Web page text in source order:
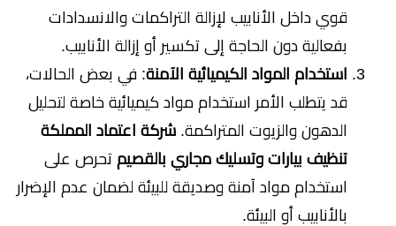
قوي داخل الأنابيب لإزالة التراكمات والانسدادات
بفعالية دون الحاجة إلى تكسير أو إزالة الأنابيب.
استخدام المواد الكيميائية الآمنة: في بعض الحالات،
قد يتطلب الأمر استخدام مواد كيميائية خاصة لتحليل
الدهون والزيوت المتراكمة. شركة اعتماد المملكة
تنظيف بيارات وتسليك مجاري بالقصيم تحرص على
استخدام مواد آمنة وصديقة للبيئة لضمان عدم الإضرار
بالأنابيب أو البيئة.